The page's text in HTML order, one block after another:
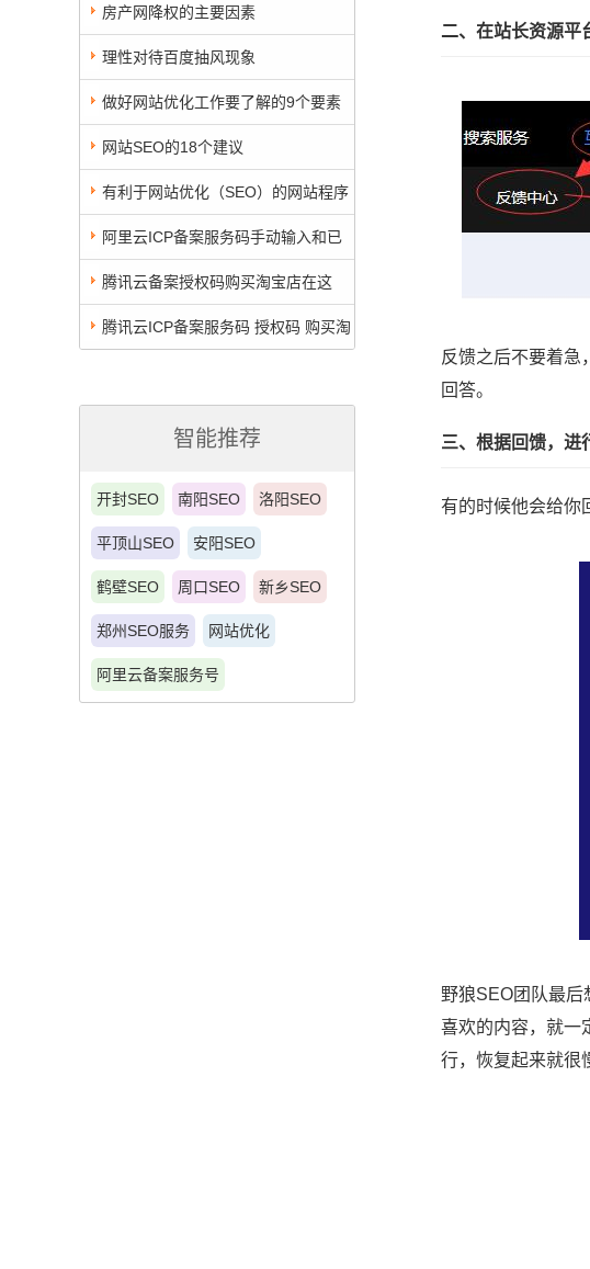
房产网降权的主要因素
理性对待百度抽风现象
做好网站优化工作要了解的9个要素
网站SEO的18个建议
有利于网站优化（SEO）的网站程序
有哪些？
阿里云ICP备案服务码手动输入和已
授权的码，有什么区别
腾讯云备案授权码购买淘宝店在这
里，担保交易无效退全款
腾讯云ICP备案服务码 授权码 购买淘
智能推荐
开封SEO 南阳SEO 洛阳SEO
平顶山SEO 安阳SEO
鹤壁SEO 周口SEO 新乡SEO
郑州SEO服务 网站优化
阿里云备案服务号
二、在站长资源平
反馈之后不要着急
回答。
三、根据回馈，进
有的时候他会给你
野狼SEO团队最
喜欢的内容，就一
行，恢复起来就很